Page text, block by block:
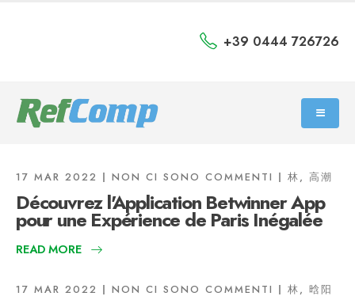
+39 0444 726726
17 MAR 2022 NON CI SONO COMMENTI 林, 高潮
Découvrez l'Application Betwinner App
pour une Expérience de Paris Inégalée
READ MORE
17 MAR 2022 NON CI SONO COMMENTI 林, 晗阳